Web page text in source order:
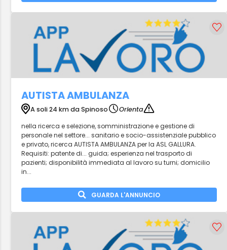
AUTISTA AMBULANZA
A soli 24 km da Spinoso
Orienta
nella ricerca e selezione, somministrazione e gestione di
personale nel settore... sanitario e socio-assistenziale pubblico
e privato, ricerca AUTISTA AMBULANZA per la ASL GALLURA.
Requisiti: patente di... guida; esperienza nel trasporto di
pazienti; disponibilità immediata al lavoro su turni; domicilio
in...
GUARDA L'ANNUNCIO